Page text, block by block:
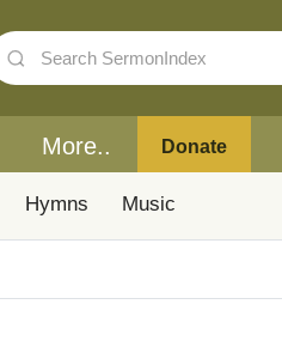
More.. Donate
Hymns Music